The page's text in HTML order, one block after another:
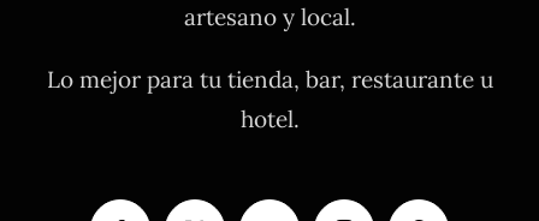
artesano y local.
Lo mejor para tu tienda, bar, restaurante u
hotel.